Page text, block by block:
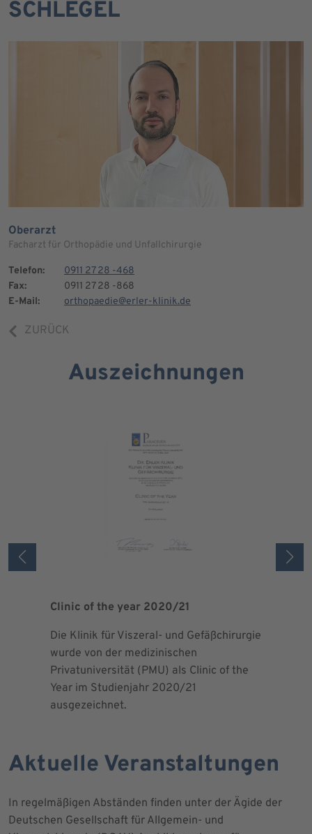
SCHLEGEL
Oberarzt
Facharzt für Orthopädie und Unfallchirurgie
Telefon:
0911 27 28 -468
Fax:
0911 27 28 -868
E-Mail:
orthopaedie@erler-klinik.de
ZURÜCK
Auszeichnungen
Clinic of the year 2020/21
Die Klinik für Viszeral- und Gefäßchirurgie
wurde von der medizinischen
Privatuniversität (PMU) als Clinic of the
Year im Studienjahr 2020/21
ausgezeichnet.
Aktuelle Veranstaltungen
In regelmäßigen Abständen finden unter der Ägide der
Deutschen Gesellschaft für Allgemein- und